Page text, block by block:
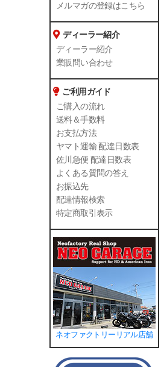
メルマガの登録はこちら
ディーラー紹介
ディーラー紹介
業販問い合わせ
ご利用ガイド
ご購入の流れ
送料＆手数料
お支払方法
ヤマト運輸 配達日数表
佐川急便 配達日数表
よくある質問の答え
お振込先
配達情報検索
特定商取引表示
ネオファクトリーリアル店舗